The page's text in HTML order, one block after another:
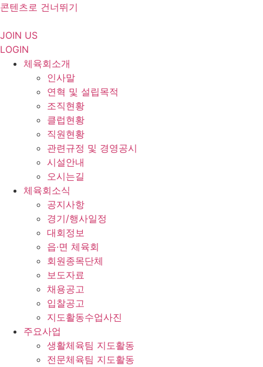
콘텐츠로 건너뛰기
JOIN US
LOGIN
체육회소개
인사말
연혁 및 설립목적
조직현황
클럽현황
직원현황
관련규정 및 경영공시
시설안내
오시는길
체육회소식
공지사항
경기/행사일정
대회정보
읍·면 체육회
회원종목단체
보도자료
채용공고
입찰공고
지도활동수업사진
주요사업
생활체육팀 지도활동
전문체육팀 지도활동